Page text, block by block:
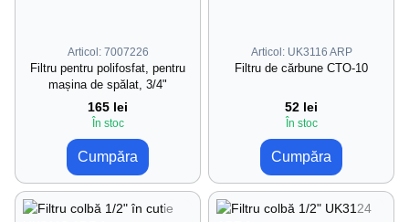
Articol: 7007226
Filtru pentru polifosfat, pentru
mașina de spălat, 3/4"
165 lei
În stoc
Cumpăra
Articol: UK3116 ARP
Filtru de cărbune CTO-10
52 lei
În stoc
Cumpăra